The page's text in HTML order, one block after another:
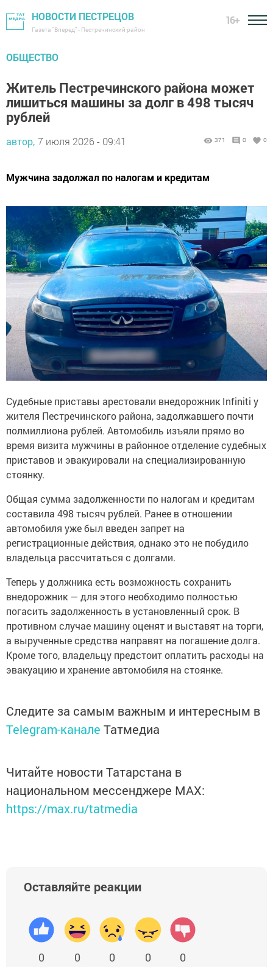
НОВОСТИ ПЕСТРЕЦОВ
Газета "Вперед" - Пестречинский район
16+
ОБЩЕСТВО
Житель Пестречинского района может
лишиться машины за долг в 498 тысяч
рублей
автор, 7 июля 2026 - 09:41 371 0 0
Мужчина задолжал по налогам и кредитам
Судебные приставы арестовали внедорожник Infiniti у
жителя Пестречинского района, задолжавшего почти
полмиллиона рублей. Автомобиль изъяли прямо во
время визита мужчины в районное отделение судебных
приставов и эвакуировали на специализированную
стоянку.
Общая сумма задолженности по налогам и кредитам
составила 498 тысяч рублей. Ранее в отношении
автомобиля уже был введен запрет на
регистрационные действия, однако это не побудило
владельца рассчитаться с долгами.
Теперь у должника есть возможность сохранить
внедорожник — для этого необходимо полностью
погасить задолженность в установленный срок. В
противном случае машину оценят и выставят на торги,
а вырученные средства направят на погашение долга.
Кроме того, владельцу предстоит оплатить расходы на
эвакуацию и хранение автомобиля на стоянке.
Следите за самым важным и интересным в
Telegram-канале Татмедиа
Читайте новости Татарстана в
национальном мессенджере MАХ:
https://max.ru/tatmedia
Оставляйте реакции
0 0 0 0 0